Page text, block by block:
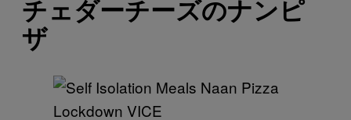
チェダーチーズのナンピ
ザ